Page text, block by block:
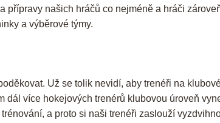
přípravy našich hráčů co nejméně a hráči
a výběrové týmy.
Už se tolik nevidí, aby trenéři na
dál více hokejových trenérů klubovou úroveň
a proto si naši trenéři zaslouží